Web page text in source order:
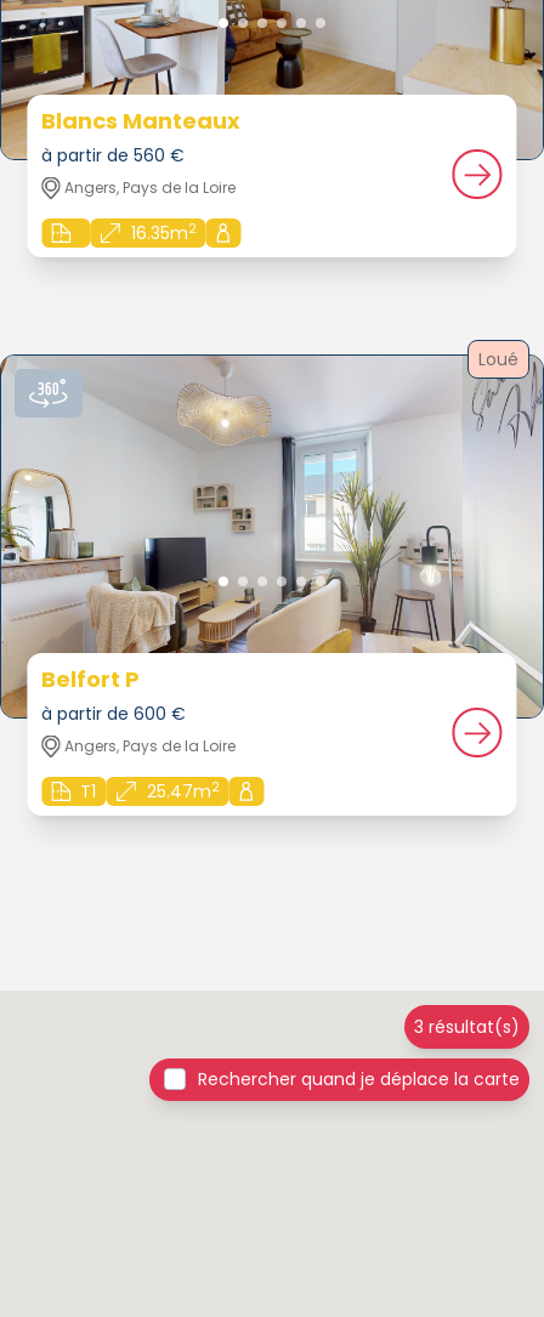
Blancs Manteaux
à partir de 560 €
Angers, Pays de la Loire
16.35m2
Loué
Belfort P
à partir de 600 €
Angers, Pays de la Loire
T1 25.47m2
3 résultat(s)
Rechercher quand je déplace la carte